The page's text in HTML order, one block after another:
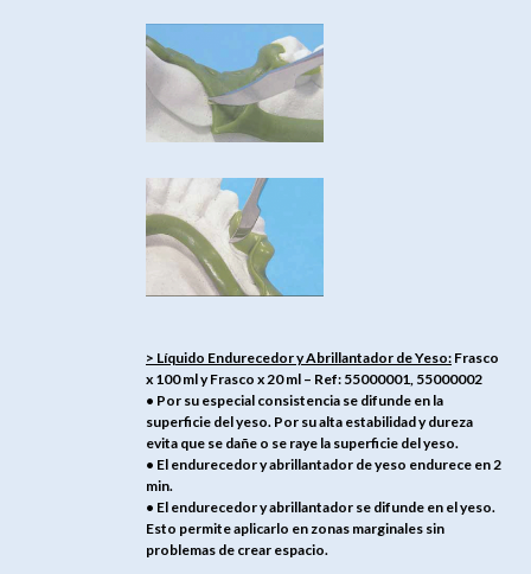
> Líquido Endurecedor y Abrillantador de Yeso:Frasco
x 100 ml y Frasco x 20 ml – Ref: 55000001, 55000002
• Por su especial consistencia se difunde en la
superficie del yeso. Por su alta estabilidad y dureza
evita que se dañe o se raye la superficie del yeso.
• El endurecedor y abrillantador de yeso endurece en 2
min.
• El endurecedor y abrillantador se difunde en el yeso.
Esto permite aplicarlo en zonas marginales sin
problemas de crear espacio.